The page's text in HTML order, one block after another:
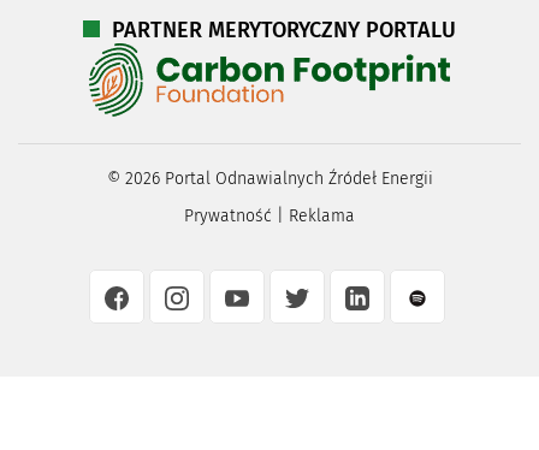
PARTNER MERYTORYCZNY PORTALU
© 2026Portal Odnawialnych Źródeł Energii
Prywatność
Reklama